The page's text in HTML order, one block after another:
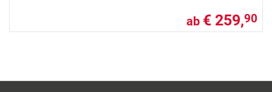
ab € 259,90